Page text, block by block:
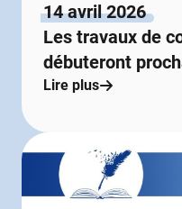
14 avril 2026
Les travaux de
débuteront
Lire plus